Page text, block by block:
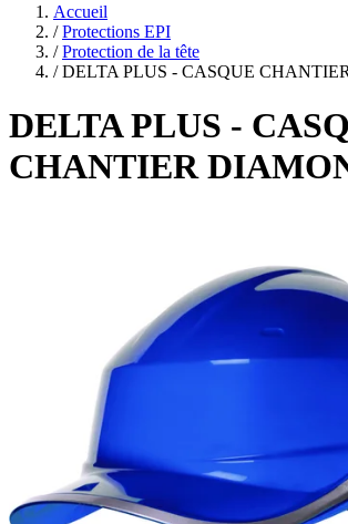
Accueil
/ Protections EPI
/ Protection de la tête
/ DELTA PLUS - CASQUE
DELTA PLUS -
CHANTIER